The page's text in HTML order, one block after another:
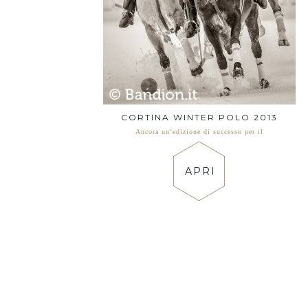
CORTINA WINTER POLO 2013
Ancora un’edizione di successo per il
APRI